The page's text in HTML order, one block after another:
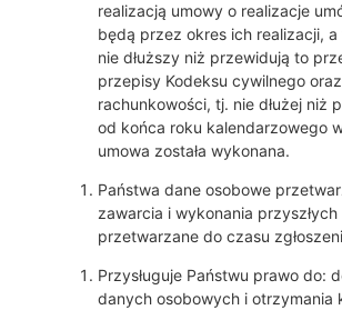
realizacją umowy o realizacje
będą przez okres ich realizacji,
nie dłuższy niż przewidują to
przepisy Kodeksu cywilnego
rachunkowości, tj. nie dłużej niż
od końca roku kalendarzowego
umowa została wykonana.
Państwa dane osobowe
zawarcia i wykonania
przetwarzane do czasu
Przysługuje Państwu prawo do:
danych osobowych i otrzymania